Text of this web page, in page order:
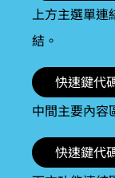
上方主選單
結。
快速鍵代
中間主要內容
快速鍵代